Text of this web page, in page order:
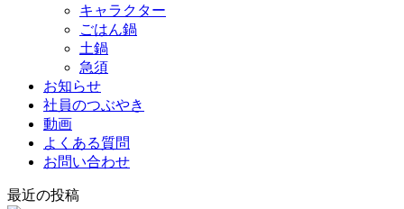
キャラクター
ごはん鍋
土鍋
急須
お知らせ
社員のつぶやき
動画
よくある質問
お問い合わせ
最近の投稿